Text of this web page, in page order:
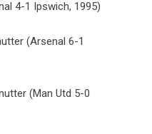
4-1 Ipswich, 1995)
(Arsenal 6-1
(Man Utd 5-0